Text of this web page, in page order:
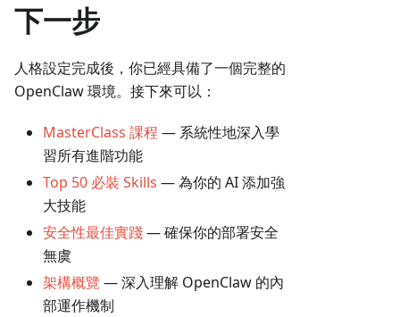
下一步
人格設定完成後，你已經具備了一個完整的
OpenClaw 環境。接下來可以：
MasterClass 課程— 系統性地深入學
習所有進階功能
Top 50 必裝 Skills — 為你的 AI 添加強
大技能
安全性最佳實踐— 確保你的部署安全
無虞
架構概覽 — 深入理解 OpenClaw 的內
部運作機制